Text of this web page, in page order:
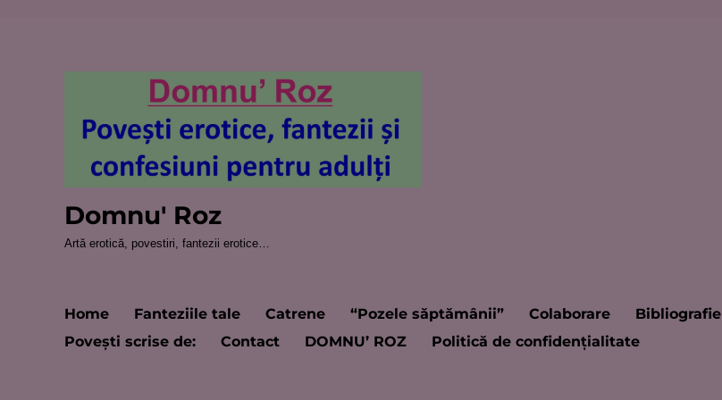
Domnu' Roz
Artă erotică, povestiri, fantezii erotice…
Home Fanteziile tale Catrene “Pozele săptămânii” Colaborare Bibliografie
Poveşti scrise de:
Contact DOMNU’ ROZ Politică de confidențialitate